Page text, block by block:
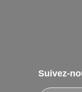
Suivez-